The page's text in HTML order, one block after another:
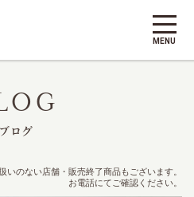
ブログ
いのない店舗・販売終了商品もございます。
お電話にてご確認ください。